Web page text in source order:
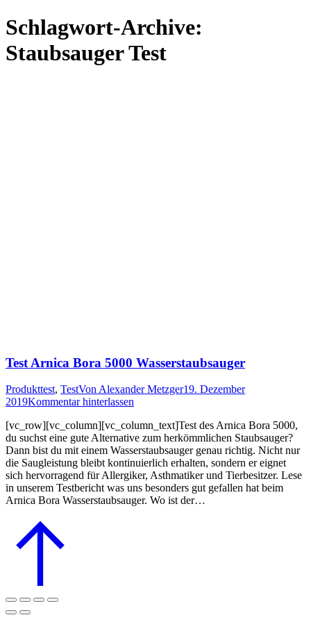
Zum
Inhalt
springen
Schlagwort-Archive:
Staubsauger Test
Test Arnica Bora 5000 Wasserstaubsauger
Produkttest, TestVon Alexander Metzger19. Dezember
2019Kommentar hinterlassen
[vc_row][vc_column][vc_column_text]Test des Arnica Bora 5000,
du suchst eine gute Alternative zum herkömmlichen Staubsauger?
Dann bist du mit einem Wasserstaubsauger genau richtig. Nicht nur
die Saugleistung bleibt kontinuierlich erhalten, sondern er eignet
sich hervorragend für Allergiker, Asthmatiker und Tierbesitzer. Lese
in unserem Testbericht was uns besonders gut gefallen hat beim
Arnica Bora Wasserstaubsauger. Wo ist der…